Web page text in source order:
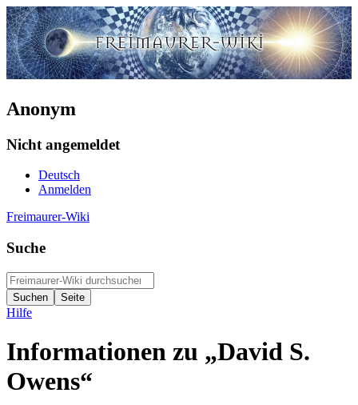
Anonym
Nicht angemeldet
Deutsch
Anmelden
Freimaurer-Wiki
Suche
Hilfe
Informationen zu „David S.
Owens“